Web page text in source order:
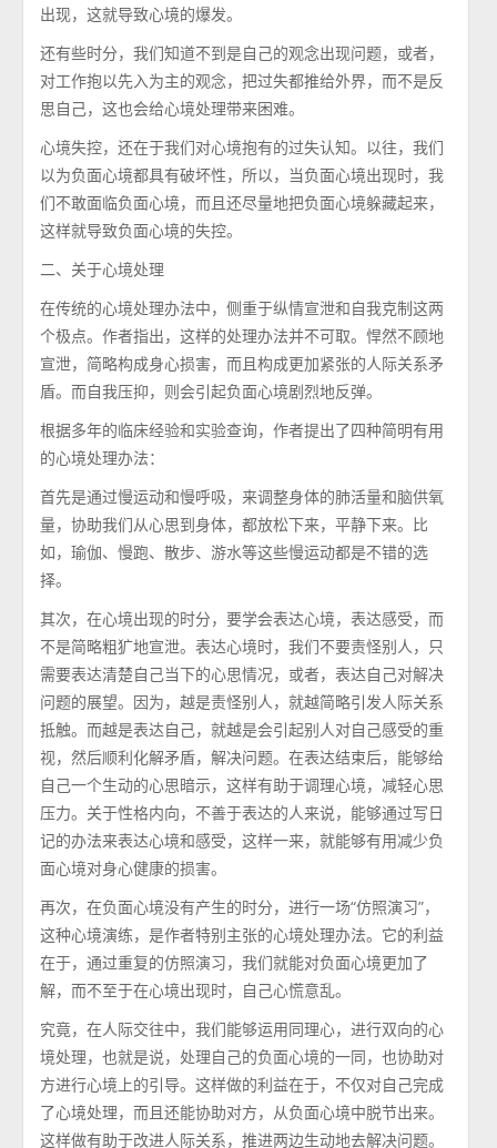
出现，这就导致心境的爆发。
还有些时分，我们知道不到是自己的观念出现问题，或者，
对工作抱以先入为主的观念，把过失都推给外界，而不是反
思自己，这也会给心境处理带来困难。
心境失控，还在于我们对心境抱有的过失认知。以往，我们
以为负面心境都具有破坏性，所以，当负面心境出现时，我
们不敢面临负面心境，而且还尽量地把负面心境躲藏起来，
这样就导致负面心境的失控。
二、关于心境处理
在传统的心境处理办法中，侧重于纵情宣泄和自我克制这两
个极点。作者指出，这样的处理办法并不可取。悍然不顾地
宣泄，简略构成身心损害，而且构成更加紧张的人际关系矛
盾。而自我压抑，则会引起负面心境剧烈地反弹。
根据多年的临床经验和实验查询，作者提出了四种简明有用
的心境处理办法：
首先是通过慢运动和慢呼吸，来调整身体的肺活量和脑供氧
量，协助我们从心思到身体，都放松下来，平静下来。比
如，瑜伽、慢跑、散步、游水等这些慢运动都是不错的选
择。
其次，在心境出现的时分，要学会表达心境，表达感受，而
不是简略粗犷地宣泄。表达心境时，我们不要责怪别人，只
需要表达清楚自己当下的心思情况，或者，表达自己对解决
问题的展望。因为，越是责怪别人，就越简略引发人际关系
抵触。而越是表达自己，就越是会引起别人对自己感受的重
视，然后顺利化解矛盾，解决问题。在表达结束后，能够给
自己一个生动的心思暗示，这样有助于调理心境，减轻心思
压力。关于性格内向，不善于表达的人来说，能够通过写日
记的办法来表达心境和感受，这样一来，就能够有用减少负
面心境对身心健康的损害。
再次，在负面心境没有产生的时分，进行一场“仿照演习”，
这种心境演练，是作者特别主张的心境处理办法。它的利益
在于，通过重复的仿照演习，我们就能对负面心境更加了
解，而不至于在心境出现时，自己心慌意乱。
究竟，在人际交往中，我们能够运用同理心，进行双向的心
境处理，也就是说，处理自己的负面心境的一同，也协助对
方进行心境上的引导。这样做的利益在于，不仅对自己完成
了心境处理，而且还能协助对方，从负面心境中脱节出来。
这样做有助于改进人际关系，推进两边生动地去解决问题。